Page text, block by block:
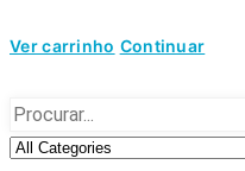
Ver carrinho Continuar